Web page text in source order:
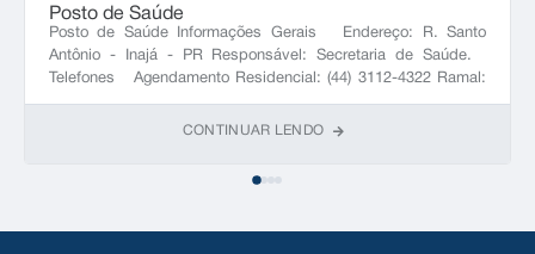
Posto de Saúde
Posto de Saúde Informações Gerais Endereço: R. Santo
Antônio - Inajá - PR Responsável: Secretaria de Saúde.
Telefones Agendamento Residencial: (44) 3112-4322 Ramal:
NULL
CONTINUAR LENDO